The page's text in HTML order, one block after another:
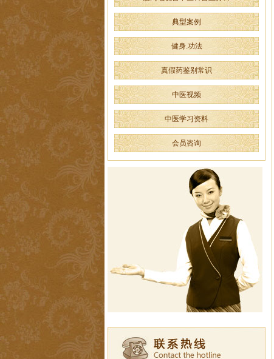
典型案例
健身.功法
真假药鉴别常识
中医视频
中医学习资料
会员咨询